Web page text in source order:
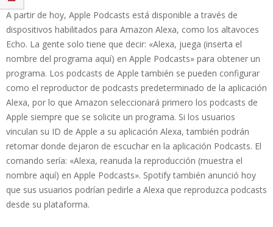
A partir de hoy, Apple Podcasts está disponible a través de
dispositivos habilitados para Amazon Alexa, como los altavoces
Echo. La gente solo tiene que decir: «Alexa, juega (inserta el
nombre del programa aquí) en Apple Podcasts» para obtener un
programa. Los podcasts de Apple también se pueden configurar
como el reproductor de podcasts predeterminado de la aplicación
Alexa, por lo que Amazon seleccionará primero los podcasts de
Apple siempre que se solicite un programa. Si los usuarios
vinculan su ID de Apple a su aplicación Alexa, también podrán
retomar donde dejaron de escuchar en la aplicación Podcasts. El
comando sería: «Alexa, reanuda la reproducción (muestra el
nombre aquí) en Apple Podcasts». Spotify también anunció hoy
que sus usuarios podrían pedirle a Alexa que reproduzca podcasts
desde su plataforma.